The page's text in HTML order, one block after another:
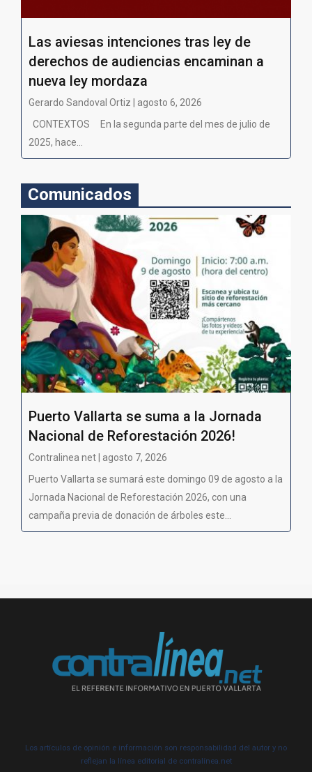
Las aviesas intenciones tras ley de
derechos de audiencias encaminan a
nueva ley mordaza
Gerardo Sandoval Ortiz | agosto 6, 2026
CONTEXTOS En la segunda parte del mes de julio de
2025, hace...
Comunicados
Puerto Vallarta se suma a la Jornada
Nacional de Reforestación 2026!
Contralinea net | agosto 7, 2026
Puerto Vallarta se sumará este domingo 09 de agosto a la
Jornada Nacional de Reforestación 2026, con una
campaña previa de donación de árboles este...
Los artículos de opinión e información son responsabilidad del autor y no
reflejan la línea editorial de contralínea.net